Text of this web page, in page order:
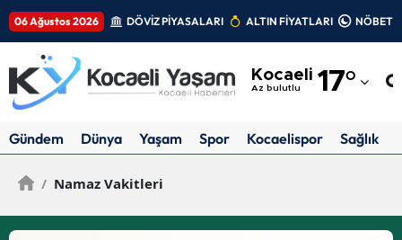
06 Ağustos 2026 DÖVİZ PİYASALARI ALTIN FİYATLARI
Kocaeli
Az bulutlu 17°
Adıyaman
Gündem Dünya Yaşam Spor Kocaelispor Sağlık
/ Namaz Vakitleri